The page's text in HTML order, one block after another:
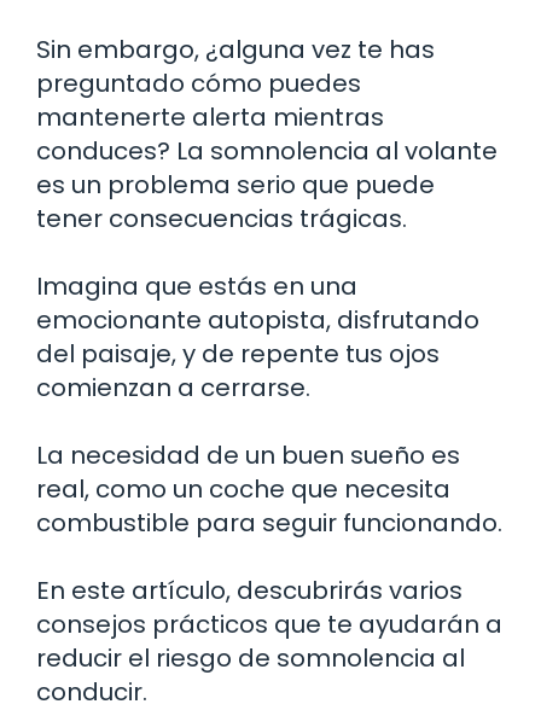
Sin embargo, ¿alguna vez te has
preguntado cómo puedes
mantenerte alerta mientras
conduces? La somnolencia al volante
es un problema serio que puede
tener consecuencias trágicas.
Imagina que estás en una
emocionante autopista, disfrutando
del paisaje, y de repente tus ojos
comienzan a cerrarse.
La necesidad de un buen sueño es
real, como un coche que necesita
combustible para seguir funcionando.
En este artículo, descubrirás varios
consejos prácticos que te ayudarán a
reducir el riesgo de somnolencia al
conducir.